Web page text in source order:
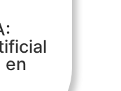
en